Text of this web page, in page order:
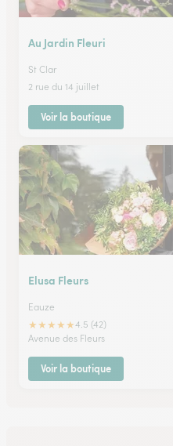
Au Jardin Fleuri
St Clar
2 rue du 14 juillet
Voir la boutique
Elusa Fleurs
Eauze
★★★★★4.5 (42)
Avenue des Fleurs
Voir la boutique